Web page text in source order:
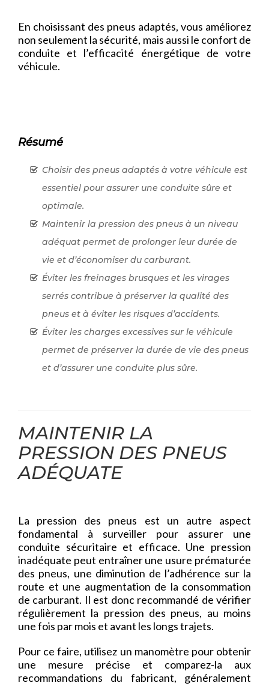
En choisissant des pneus adaptés, vous améliorez
non seulement la sécurité, mais aussi le confort de
conduite et l’efficacité énergétique de votre
véhicule.
Résumé
Choisir des pneus adaptés à votre véhicule est
essentiel pour assurer une conduite sûre et
optimale.
Maintenir la pression des pneus à un niveau
adéquat permet de prolonger leur durée de
vie et d’économiser du carburant.
Éviter les freinages brusques et les virages
serrés contribue à préserver la qualité des
pneus et à éviter les risques d’accidents.
Éviter les charges excessives sur le véhicule
permet de préserver la durée de vie des pneus
et d’assurer une conduite plus sûre.
MAINTENIR LA
PRESSION DES PNEUS
ADÉQUATE
La pression des pneus est un autre aspect
fondamental à surveiller pour assurer une
conduite sécuritaire et efficace. Une pression
inadéquate peut entraîner une usure prématurée
des pneus, une diminution de l’adhérence sur la
route et une augmentation de la consommation
de carburant. Il est donc recommandé de vérifier
régulièrement la pression des pneus, au moins
une fois par mois et avant les longs trajets.
Pour ce faire, utilisez un manomètre pour obtenir
une mesure précise et comparez-la aux
recommandations du fabricant, généralement